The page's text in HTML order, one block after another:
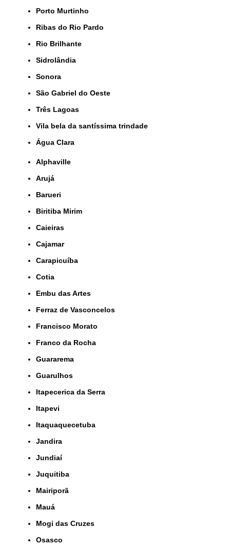
Porto Murtinho
Ribas do Rio Pardo
Rio Brilhante
Sidrolândia
Sonora
São Gabriel do Oeste
Três Lagoas
Vila bela da santíssima trindade
Água Clara
Alphaville
Arujá
Barueri
Biritiba Mirim
Caieiras
Cajamar
Carapicuíba
Cotia
Embu das Artes
Ferraz de Vasconcelos
Francisco Morato
Franco da Rocha
Guararema
Guarulhos
Itapecerica da Serra
Itapevi
Itaquaquecetuba
Jandira
Jundiaí
Juquitiba
Mairiporã
Mauá
Mogi das Cruzes
Osasco